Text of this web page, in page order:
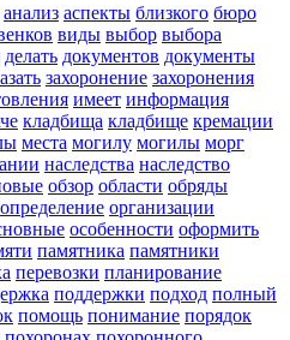
анализ аспекты близкого бюро
виды выбор выбора
делать документов документы
захоронение захоронения
имеет информация
кладбища кладбище кремации
места могилу могилы морг
наследства наследство
обзор области обряды
определение организации
особенности оформить
памятника памятники
перевозки планирование
поддержки подход полный
помощь понимание порядок